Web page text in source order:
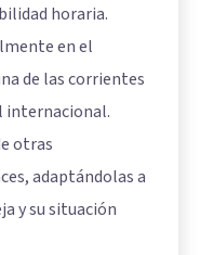
horaria.
en el
de las corrientes
internacional.
otras
adaptándolas a
y su situación